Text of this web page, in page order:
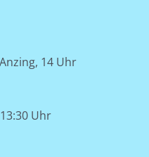
14 Uhr
Uhr